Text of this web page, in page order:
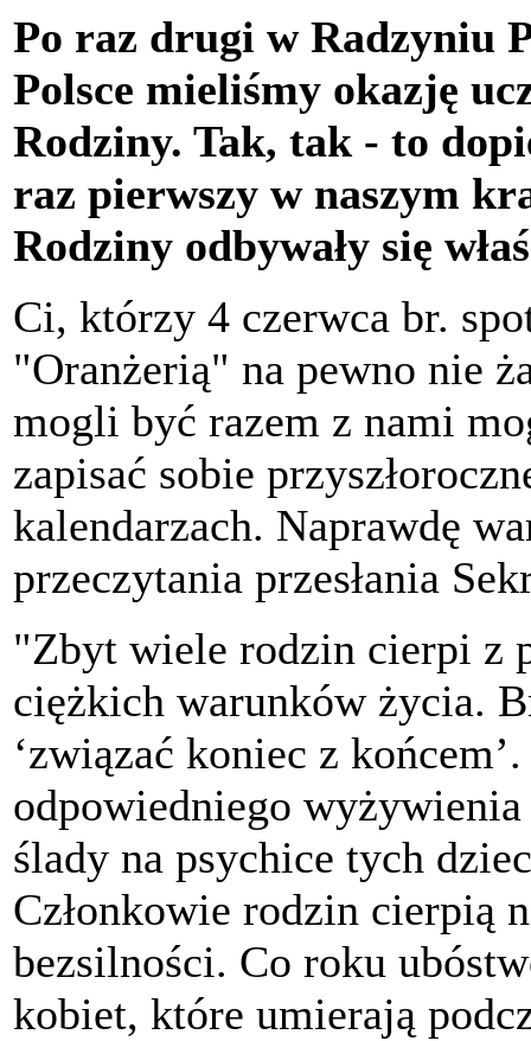
Po raz drugi w Radzyniu
Polsce mieliśmy okazję
Rodziny. Tak, tak - to
raz pierwszy w naszym
Rodziny odbywały się
Ci, którzy 4 czerwca br.
"Oranżerią" na pewno nie
mogli być razem z nami
zapisać sobie
kalendarzach. Naprawdę
przeczytania przesłania
"Zbyt wiele rodzin cierpi z
ciężkich warunków życia.
‘związać koniec z
odpowiedniego
ślady na psychice tych
Członkowie rodzin cierpią
bezsilności. Co roku
kobiet, które umierają